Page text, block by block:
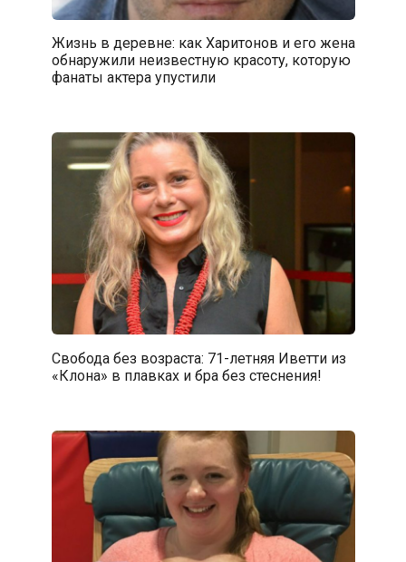
Жизнь в деревне: как Харитонов и его жена
обнаружили неизвестную красоту, которую
фанаты актера упустили
Свобода без возраста: 71-летняя Иветти из
«Клона» в плавках и бра без стеснения!